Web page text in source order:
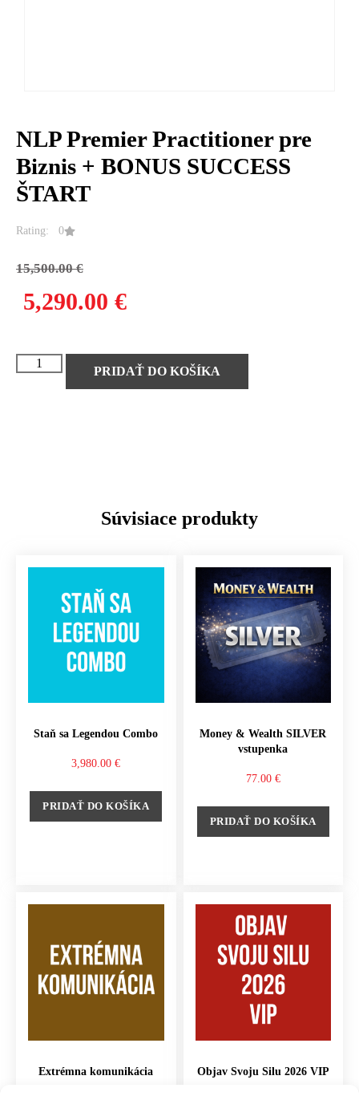
NLP Premier Practitioner pre
Biznis + BONUS SUCCESS
ŠTART
Rating: 0
15,500.00€
5,290.00 €
PRIDAŤ DO KOŠÍKA
Súvisiace produkty
Staň sa Legendou Combo
3,980.00€
PRIDAŤ DO KOŠÍKA
Money & Wealth SILVER
vstupenka
77.00 €
PRIDAŤ DO KOŠÍKA
Extrémna komunikácia Objav Svoju Silu 2026 VIP